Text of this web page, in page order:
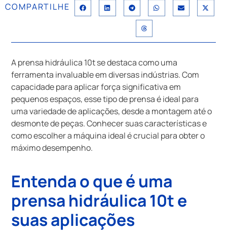
COMPARTILHE
A prensa hidráulica 10t se destaca como uma
ferramenta invaluable em diversas indústrias. Com
capacidade para aplicar força significativa em
pequenos espaços, esse tipo de prensa é ideal para
uma variedade de aplicações, desde a montagem até o
desmonte de peças. Conhecer suas características e
como escolher a máquina ideal é crucial para obter o
máximo desempenho.
Entenda o que é uma
prensa hidráulica 10t e
suas aplicações